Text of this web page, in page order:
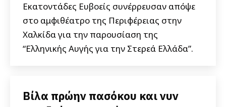
Εκατοντάδες Ευβοείς συνέρρευσαν απόψε
στο αμφιθέατρο της Περιφέρειας στην
Χαλκίδα για την παρουσίαση της
“Ελληνικής Αυγής για την Στερεά Ελλάδα”.
Βίλα πρώην πασόκου και νυν